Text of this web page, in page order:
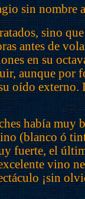
sin nombre
sino
antes de
en su
aunque por
oído externo.
había muy
(blanco ó
fuerte, el
vino
¡sin